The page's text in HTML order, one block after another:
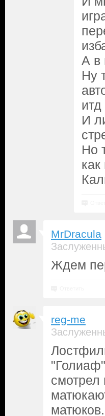
А в
Ну
итд
И
Но
MrDracula
Ждем
reg-me
смотрел
матюков.